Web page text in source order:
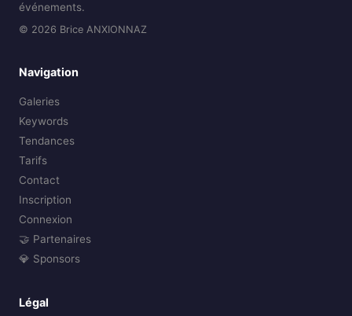
événements.
© 2026 Brice ANXIONNAZ
Navigation
Galeries
Keywords
Tendances
Tarifs
Contact
Inscription
Connexion
🤝 Partenaires
💎 Sponsors
Légal